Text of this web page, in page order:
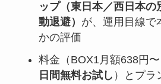
ップ（東日本／西日本の
動退避） が、運用目線で
かの評価
料金（BOX1月額638円〜
日間無料お試し ）とプラ